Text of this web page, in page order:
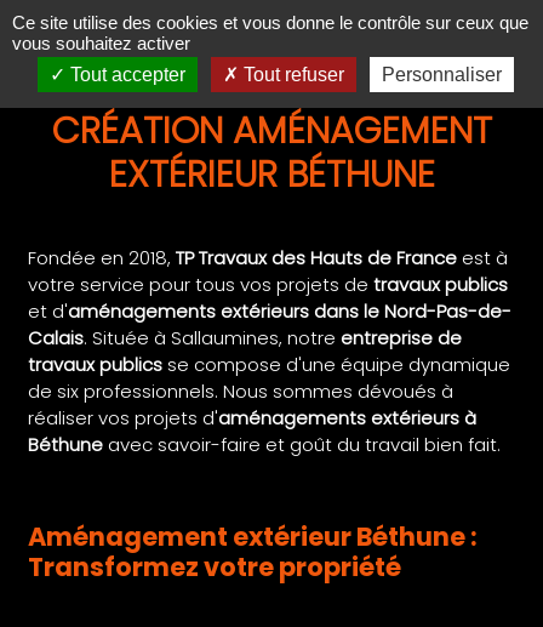
Panneau de gestion des cookies
Ce site utilise des cookies et vous donne le contrôle sur ceux que
vous souhaitez activer
Tout accepter
Tout refuser Personnaliser
CRÉATION AMÉNAGEMENT
EXTÉRIEUR BÉTHUNE
Fondée en 2018, TP Travaux des Hauts de Franceest à
votre service pour tous vos projets de travaux publics
et d'aménagements extérieurs dans le Nord-Pas-de-
Calais. Située à Sallaumines, notre entreprise de
travaux publics se compose d'une équipe dynamique
de six professionnels. Nous sommes dévoués à
réaliser vos projets d'aménagements extérieurs à
Béthuneavec savoir-faire et goût du travail bien fait.
Aménagement extérieur Béthune :
Transformez votre propriété